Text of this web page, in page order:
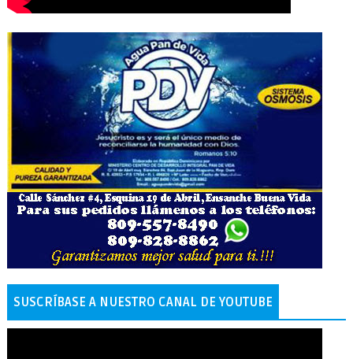
SUSCRÍBASE A NUESTRO CANAL DE YOUTUBE